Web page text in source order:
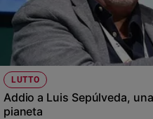
LUTTO
Addio a Luis Sepúlveda,
pianeta